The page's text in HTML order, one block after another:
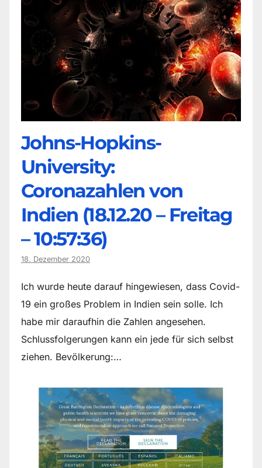
Johns-Hopkins-
University:
Coronazahlen von
Indien (18.12.20 – Freitag
– 10:57:36)
18. Dezember 2020
Ich wurde heute darauf hingewiesen, dass Covid-
19 ein großes Problem in Indien sein solle. Ich
habe mir daraufhin die Zahlen angesehen.
Schlussfolgerungen kann ein jede für sich selbst
ziehen. Bevölkerung:…